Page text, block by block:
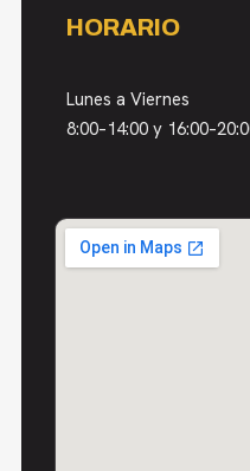
HORARIO
Lunes a Viernes
8:00–14:00 y